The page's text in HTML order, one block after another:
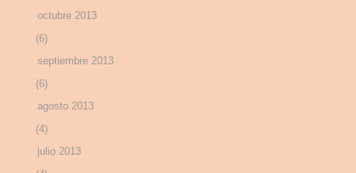
octubre 2013
(6)
septiembre 2013
(6)
agosto 2013
(4)
julio 2013